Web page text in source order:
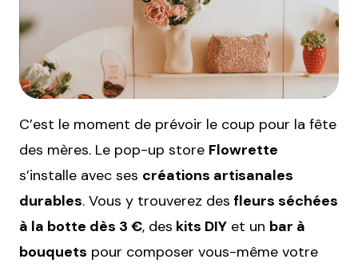
C’est le moment de prévoir le coup pour la fête
des mères. Le pop-up store Flowrette
s’installe avec ses créations artisanales
durables. Vous y trouverez des fleurs séchées
à la botte dès 3 €, des kits DIY et un bar à
bouquets pour composer vous-même votre